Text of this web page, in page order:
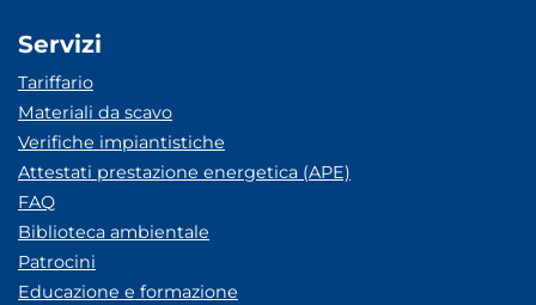
Servizi
Tariffario
Materiali da scavo
Verifiche impiantistiche
Attestati prestazione energetica (APE)
FAQ
Biblioteca ambientale
Patrocini
Educazione e formazione